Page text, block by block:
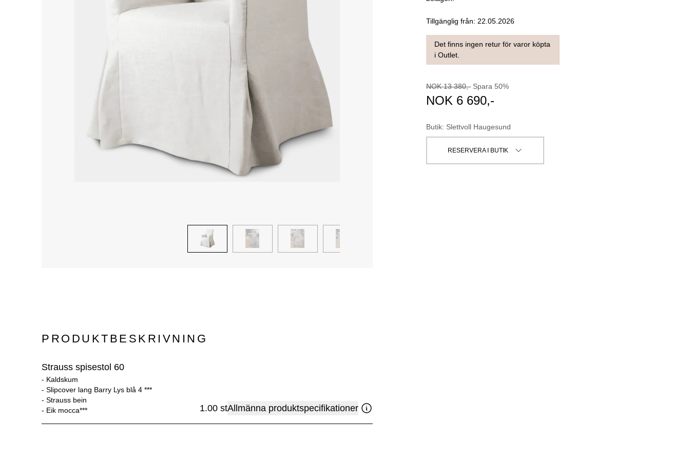
Tillgänglig från: 22.05.2026
Det finns ingen retur för varor köpta
i Outlet.
NOK 13 380,- Spara 50%
NOK 6 690,-
Butik: Slettvoll Haugesund
RESERVERA I BUTIK
PRODUKTBESKRIVNING
Strauss spisestol 60
- Kaldskum
- Slipcover lang Barry Lys blå 4 ***
- Strauss bein
- Eik mocca*** 1.00 stAllmänna produktspecifikationer